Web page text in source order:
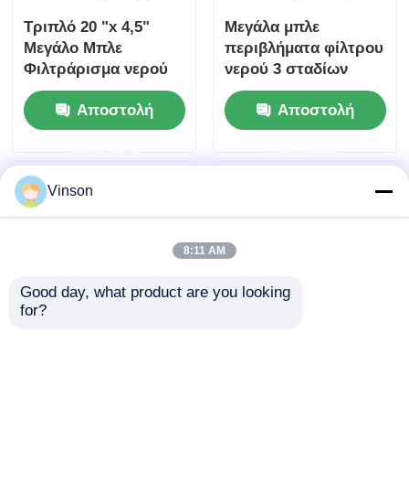
Τριπλό 20 "x 4,5"
Μεγάλο Μπλε
Φιλτράρισμα νερού
με μετρητή πίεσης C
-C -C
Αποστολή
Μεγάλα μπλε
περιβλήματα φίλτρου
νερού 3 σταδίων
20x4,5 με βάση
φίλτρου και μετρητή
πίεσης
Αποστολή
Vinson
8:11 AM
Good day, what product are you looking
for?